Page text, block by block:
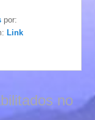
por:
Link
no